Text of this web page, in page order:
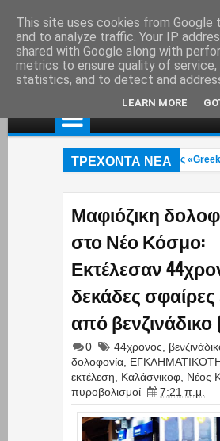
ΤΡΕΧΟΝΤΑ ΝΕΑ
Συνελήφθη στη Γερμανία εκτελεστής της
Μαφιόζικη
στο Νέο Κόσμο:
Εκτέλεσαν
δεκάδες
από βενζινάδικο
0 44χρονος
δολοφονία
εκτέλεση
Καλάσνικοφ Νέος
πυροβολισμοί
7:21 π.μ.
This site uses cookies from Google
and to analyze traffic. Your IP
shared with Google along with
metrics to ensure quality of service,
statistics, and to detect and
LEARN MORE